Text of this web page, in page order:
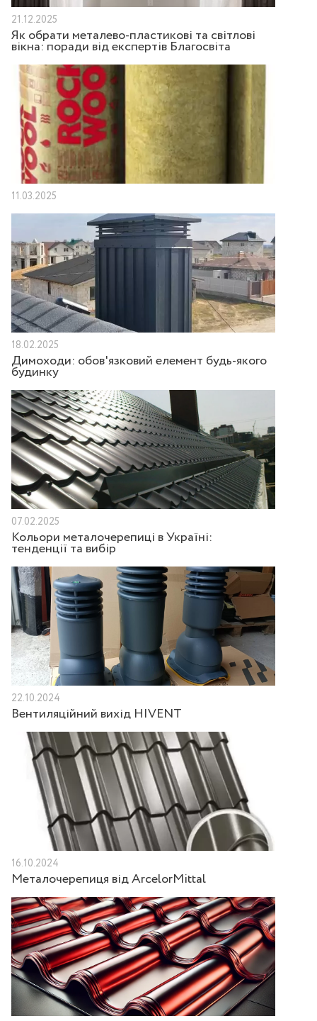
21.12.2025
Як обрати металево-пластикові та світлові
вікна: поради від експертів Благосвіта
11.03.2025
18.02.2025
Димоходи: обов'язковий елемент будь-якого
будинку
07.02.2025
Кольори металочерепиці в Україні:
тенденції та вибір
22.10.2024
Вентиляційний вихід HIVENT
16.10.2024
Металочерепиця від ArcelorMittal